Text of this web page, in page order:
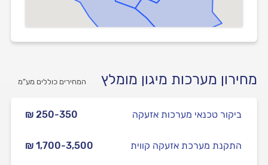
מחירון מערכות מיגון מומלץ המחירים כוללים מע”מ
₪ 250-350 ביקור טכנאי מערכות אזעקה
₪ 1,700-3,500 התקנת מערכת אזעקה קווית